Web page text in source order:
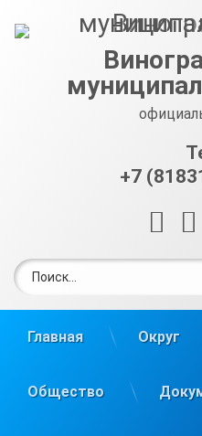
+7
RSS
Главная Округ
Общество